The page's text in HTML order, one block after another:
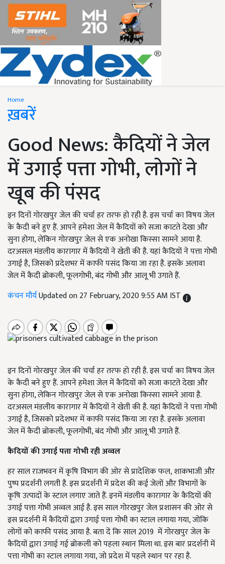
Home
ख़बरें
Good News: कैदियों ने जेल
में उगाई पत्ता गोभी, लोगों ने
खूब की पंसद
इन दिनों गोरखपुर जेल की चर्चा हर तरफ हो रही है. इस चर्चा का विषय जेल
के कैदी बने हुए हैं. आपने हमेशा जेल में कैदियों को सजा काटते देखा और
सुना होगा, लेकिन गोरखपुर जेल से एक अनोखा किस्सा सामने आया है.
दरअसल मंडलीय कारागार में कैदियों ने खेती की है. यहां कैदियों ने पत्ता गोभी
उगाई है, जिसको प्रदेशभर में काफी पसंद किया जा रहा है. इसके अलावा
जेल में कैदी ब्रोकली, फूलगोभी, बंद गोभी और आलू भी उगाते हैं.
कंचन मौर्यUpdated on 27 February, 2020 9:55 AM IST
इन दिनों गोरखपुर जेल की चर्चा हर तरफ हो रही है. इस चर्चा का विषय जेल
के कैदी बने हुए हैं. आपने हमेशा जेल में कैदियों को सजा काटते देखा और
सुना होगा, लेकिन गोरखपुर जेल से एक अनोखा किस्सा सामने आया है.
दरअसल मंडलीय कारागार में कैदियों ने खेती की है. यहां कैदियों ने पत्ता गोभी
उगाई है, जिसको प्रदेशभर में काफी पसंद किया जा रहा है. इसके अलावा
जेल में कैदी ब्रोकली, फूलगोभी, बंद गोभी और आलू भी उगाते हैं.
कैदियों की उगाई पत्ता गोभी रही अव्वल
हर साल राजभवन में कृषि विभाग की ओर से प्रादेशिक फल, शाकभाजी और
पुष्प प्रदर्शनी लगती है. इस प्रदर्शनी में प्रदेश की कई जेलों और विभागों के
कृषि उत्पादों के स्टाल लगाए जाते हैं. इनमें मंडलीय कारागार के कैदियों की
उगाई पत्ता गोभी अव्वल आई है. इस साल गोरखपुर जेल प्रशासन की ओर से
इस प्रदर्शनी में कैदियों द्वारा उगाई पत्ता गोभी का स्टाल लगाया गया, जोकि
लोगों को काफी पसंद आया है. बता दें कि साल 2019 में गोरखपुर जेल के
कैदियों द्वारा उगाई गई ब्रोकली को पहला स्थान मिला था. इस बार प्रदर्शनी में
पत्ता गोभी का स्टाल लगाया गया, जो प्रदेश में पहले स्थान पर रहा है.